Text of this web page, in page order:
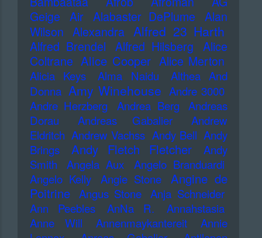
Geige
Air Alabaster DePlume
Alan
Wilson Alexandra Alfred 23 Harth
Alfred Brendel Alfred Hilsberg
Alice
Coltrane Alice Cooper Alice Merton
Alicia Keys Alma Naidu
Althea And
Donna Amy Winehouse Andre 3000
Andre Herzberg
Andrea Berg
Andreas
Dorau
Andreas Gabalier
Andrew
Eldritch Andrew Vachss Andy Bell Andy
Brings
Andy Fletch Fletcher
Andy
Smith
Angela Aux
Angelo Branduardi
Angelo Kelly
Angie Stone
Angine de
Poitrine Angus Stone Anja Schneider
Ann Peebles
AnNa R.
Annahstasia
Anne Will
Annenmaykantereit
Annie